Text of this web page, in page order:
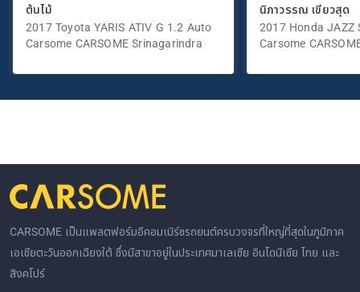
ต้นไม้
2017 Toyota YARIS ATIV G 1.2 Auto
Carsome CARSOME Srinagarindra
นิภาวรรณ เขียวสุด
2017 Honda JAZZ
Carsome
CARSOME เป็นแพลตฟอร์มอีคอมเมิร์ซรถยนต์ครบวงจรที่ใหญ่ที่สุดในภูมิภาค
เอเชียตะวันออกเฉียงใต้ ซึ่งมีสาขาอยู่ในประเทศมาเลเซีย อินโดนีเซีย ไทย และ
สิงคโปร์